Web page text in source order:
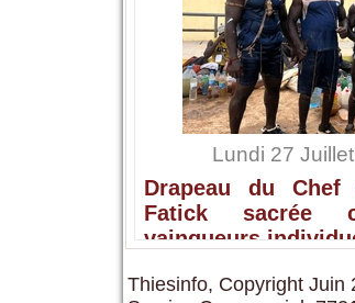
Lundi 27
Drapeau du
Fatick sacrée
vainqueurs
Thiesinfo, Copyright Juin